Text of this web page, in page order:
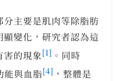
主要是肌肉等除脂肪
變化，研究者認為這
的現象[1] 。同時
能與血脂[4] ，整體是